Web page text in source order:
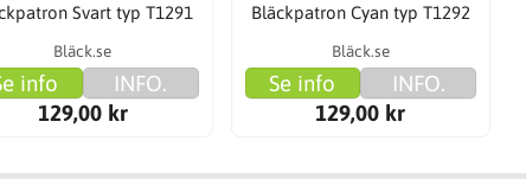
Svart typ T1291
Bläck.se
info
INFO.
129,00 kr
Bläckpatron Cyan typ T1292
Bläck.se
Se info
INFO.
129,00 kr